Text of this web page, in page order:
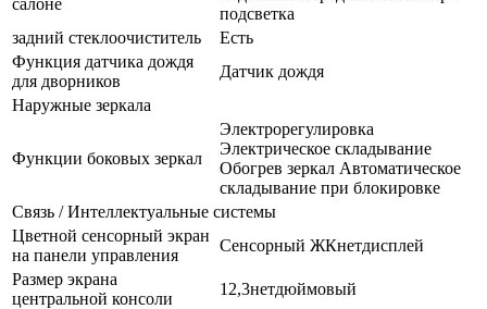
подсветка
задний стеклоочиститель
Есть
Функция датчика дождя
для дворников
Датчик дождя
Наружные зеркала
Функции боковых зеркал
Электрорегулировка
Электрическое складывание
Обогрев зеркал Автоматическое
складывание при блокировке
Связь / Интеллектуальные системы
Цветной сенсорный экран
на панели управления
Сенсорный ЖКнетдисплей
Размер экрана
центральной консоли
12,3нетдюймовый